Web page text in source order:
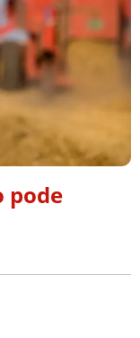
pode